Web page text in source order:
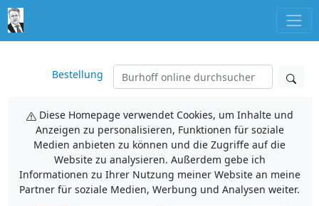
Bestellung
Diese Homepage verwendet Cookies, um Inhalte und
Anzeigen zu personalisieren, Funktionen für soziale
Medien anbieten zu können und die Zugriffe auf die
Website zu analysieren. Außerdem gebe ich
Informationen zu Ihrer Nutzung meiner Website an meine
Partner für soziale Medien, Werbung und Analysen weiter.